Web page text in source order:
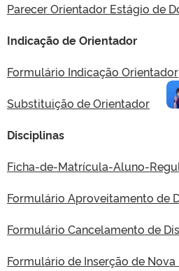
Parecer Orientador Estágio de
Indicação de Orientador
Formulário Indicação Orientador
Substituição de Orientador
Disciplinas
Ficha-de-Matrícula-Aluno-
Formulário Aproveitamento de
Formulário Cancelamento de
Formulário de Inserção de Nova